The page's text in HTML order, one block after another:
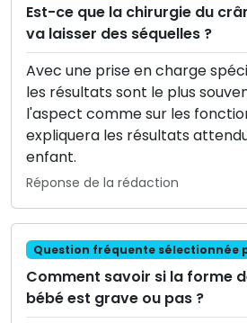
Est-ce que la chirurgie du
va laisser des séquelles ?
Avec une prise en charge
les résultats sont le plus
l'aspect comme sur les
expliquera les résultats
enfant.
Réponse de la rédaction
Question fréquente sélectionnée
Comment savoir si la forme
bébé est grave ou pas ?